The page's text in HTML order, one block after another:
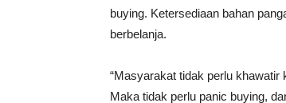
buying. Ketersediaan bahan
berbelanja.
“Masyarakat tidak perlu khawatir
Maka tidak perlu panic buying,